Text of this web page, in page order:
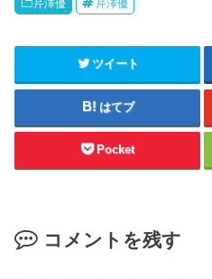
芹澤優 芹澤優
ツイート
はてブ
Pocket
コメントを残す